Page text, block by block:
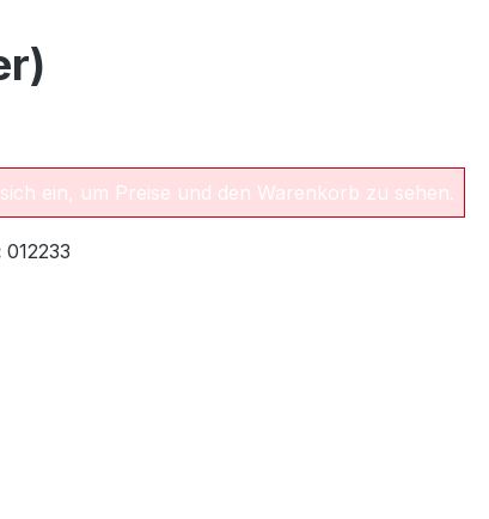
ein, um Preise und den Warenkorb zu sehen.
012233